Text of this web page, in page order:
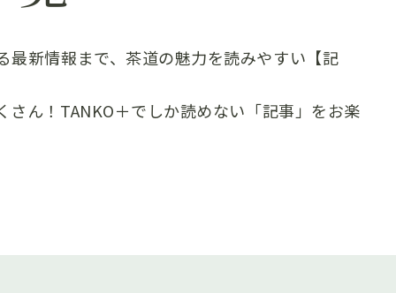
新情報まで、茶道の魅力を読みやすい【記
ん！TANKO＋でしか読めない「記事」をお楽